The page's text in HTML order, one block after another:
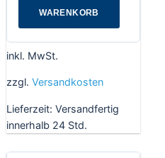
WARENKORB
inkl. MwSt.
zzgl. Versandkosten
Lieferzeit: Versandfertig
innerhalb 24 Std.